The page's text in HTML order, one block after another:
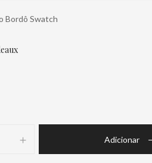
Bordô Swatch
Adicionar